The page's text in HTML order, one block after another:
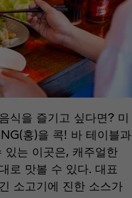
식을 즐기고 싶다면? 미
홍)을 콕! 바 테이블과
있는 이곳은, 캐주얼한
로 맛볼 수 있다. 대표
소고기에 진한 소스가